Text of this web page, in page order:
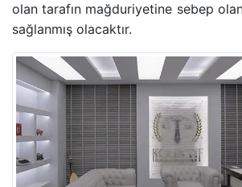
ADLI KONTROL TEDBIRI
HIRSIZLIK SUÇU
KONUT DOKUNULMAZLIĞININ
KOVUŞTURMAYA YER
olan tarafın mağduriyetine sebep
sağlanmış olacaktır.